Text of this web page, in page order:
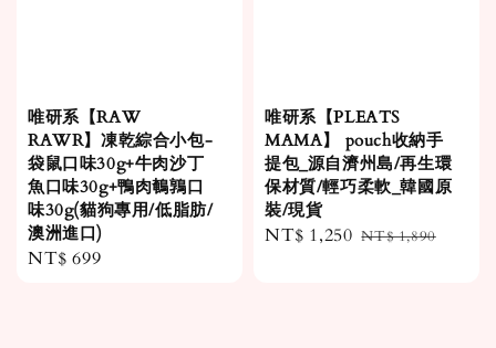
唯研系【RAW
RAWR】凍乾綜合小包-
袋鼠口味30g+牛肉沙丁
魚口味30g+鴨肉鵪鶉口
味30g(貓狗專用/低脂肪/
澳洲進口)
Regular
NT$ 699
唯研系【PLEATS
MAMA】 pouch收納手
提包_源自濟州島/再生環
保材質/輕巧柔軟_韓國原
裝/現貨
Sale
NT$ 1,250 Regular
NT$ 1,890